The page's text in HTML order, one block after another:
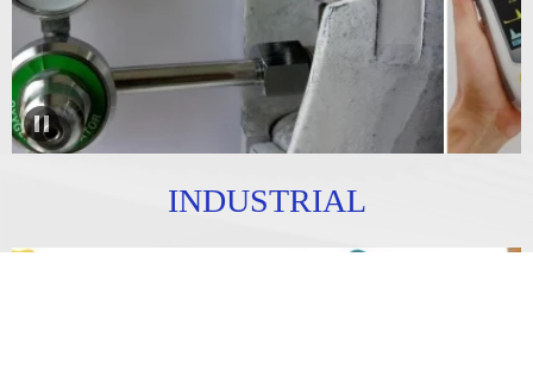
INDUSTRIAL